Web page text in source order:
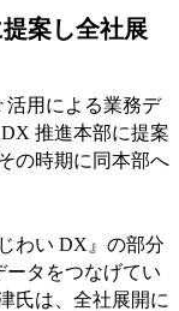
案し全社展
活用による業務デ
推進本部に提案
の時期に同本部へ
わい DX』の部分
ータをつなげてい
氏は、全社展開に